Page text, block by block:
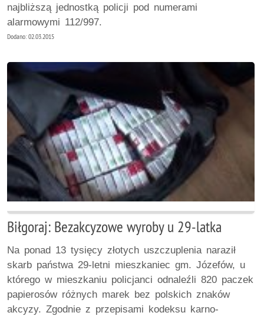
najbliższą jednostką policji pod numerami
alarmowymi 112/997.
Dodano: 02.03.2015
Biłgoraj: Bezakcyzowe wyroby u 29-latka
Na ponad 13 tysięcy złotych uszczuplenia naraził
skarb państwa 29-letni mieszkaniec gm. Józefów, u
którego w mieszkaniu policjanci odnaleźli 820 paczek
papierosów różnych marek bez polskich znaków
akcyzy. Zgodnie z przepisami kodeksu karno-